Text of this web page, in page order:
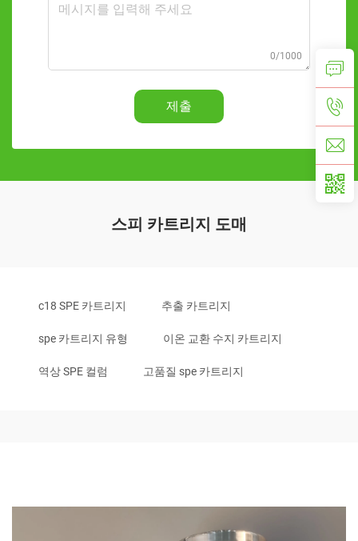
0/1000
제출
스피 카트리지 도매
c18 SPE 카트리지 추출 카트리지
spe 카트리지 유형 이온 교환 수지 카트리지
역상 SPE 컬럼 고품질 spe 카트리지